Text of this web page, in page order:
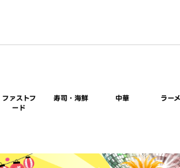
ファストフ
ード
寿司・海鮮 中華 ラー